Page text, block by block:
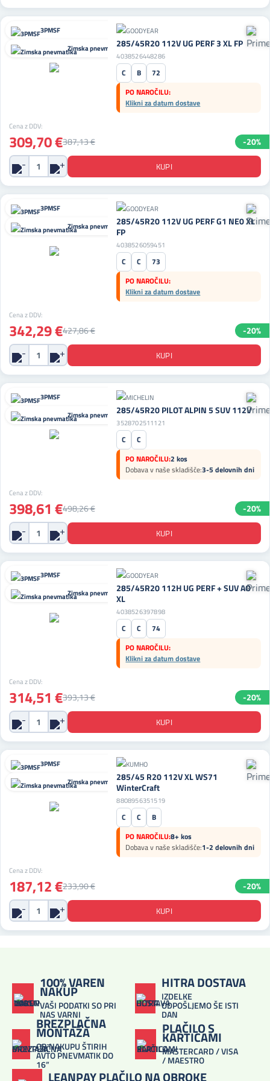
3PMSF
Zimska pnevmatika285/45R20 112V UG PERF 3 XL FP
4038526448286
C B
72
PO NAROČILU:
Klikni za datum dostave
Cena z DDV:
309,70 €387,13 € -20%
3PMSF
Zimska pnevmatika285/45R20 112V UG PERF G1 NE0 XL
FP
4038526059451
C C
73
PO NAROČILU:
Klikni za datum dostave
Cena z DDV:
342,29 €427,86 € -20%
3PMSF
Zimska pnevmatika285/45R20 PILOT ALPIN 5 SUV 112V
3528702511121
C
C
PO NAROČILU:2 kos
Dobava v naše skladišče:3-5 delovnih dni
Cena z DDV:
398,61 €498,26 € -20%
3PMSF
Zimska pnevmatika285/45R20 112H UG PERF + SUV AO
XL
4038526397898
C C
74
PO NAROČILU:
Klikni za datum dostave
Cena z DDV:
314,51 €393,13 € -20%
3PMSF
Zimska pnevmatika285/45 R20 112V XL WS71
WinterCraft
8808956351519
C C
B
PO NAROČILU:8+ kos
Dobava v naše skladišče:1-2 delovnih dni
Cena z DDV:
187,12 €233,90 € -20%
100% VAREN
NAKUP
VAŠI PODATKI SO PRI
NAS VARNI
HITRA DOSTAVA
IZDELKE
ODPOŠLJEMO ŠE ISTI
DAN
BREZPLAČNA
MONTAŽA
OB NAKUPU ŠTIRIH
AVTO PNEVMATIK DO
16”
PLAČILO S
KARTICAMI
MASTERCARD / VISA
/ MAESTRO
LEANPAY PLAČILO NA OBROKE